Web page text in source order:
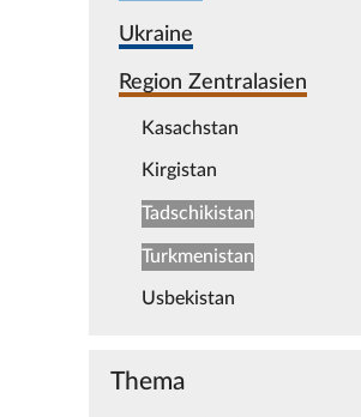
Ukraine
Region Zentralasien
Kasachstan
Kirgistan
Tadschikistan
Turkmenistan
Usbekistan
Thema